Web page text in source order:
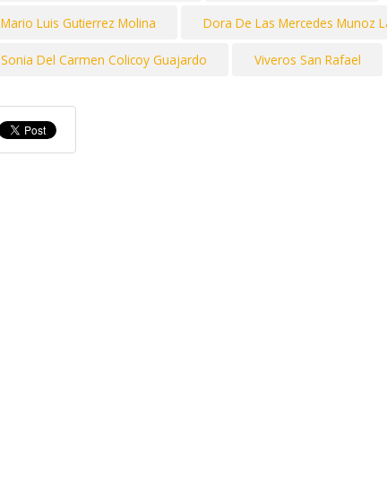
Mario Luis Gutierrez Molina Dora De Las Mercedes Munoz
Sonia Del Carmen Colicoy Guajardo Viveros San Rafael